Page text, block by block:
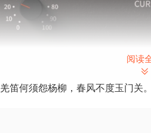
阅读
羌笛何须怨杨柳，春风不度玉门关